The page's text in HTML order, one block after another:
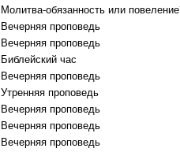
Молитва-обязанность или
Вечерняя проповедь
Вечерняя проповедь
Библейский час
Вечерняя проповедь
Утренняя проповедь
Вечерняя проповедь
Вечерняя проповедь
Вечерняя проповедь